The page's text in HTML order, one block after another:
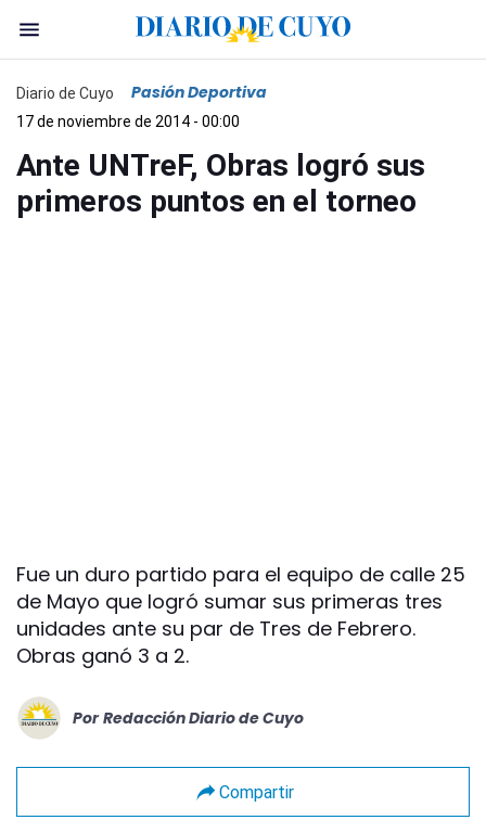
Diario de Cuyo Pasión Deportiva
17 de noviembre de 2014 - 00:00
Ante UNTreF, Obras logró sus
primeros puntos en el torneo
Fue un duro partido para el equipo de calle 25
de Mayo que logró sumar sus primeras tres
unidades ante su par de Tres de Febrero.
Obras ganó 3 a 2.
Por Redacción Diario de Cuyo
Compartir